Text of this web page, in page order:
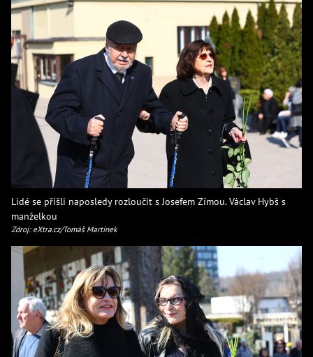
Lidé se přišli naposledy rozloučit s Josefem Zímou. Václav Hybš s
manželkou
Zdroj: eXtra.cz/Tomáš Martínek